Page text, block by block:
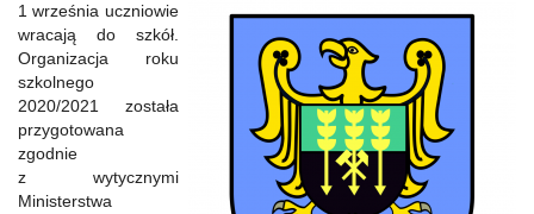
1 września uczniowie
wracają do szkół.
Organizacja roku
szkolnego
2020/2021 została
przygotowana
zgodnie
z wytycznymi
Ministerstwa